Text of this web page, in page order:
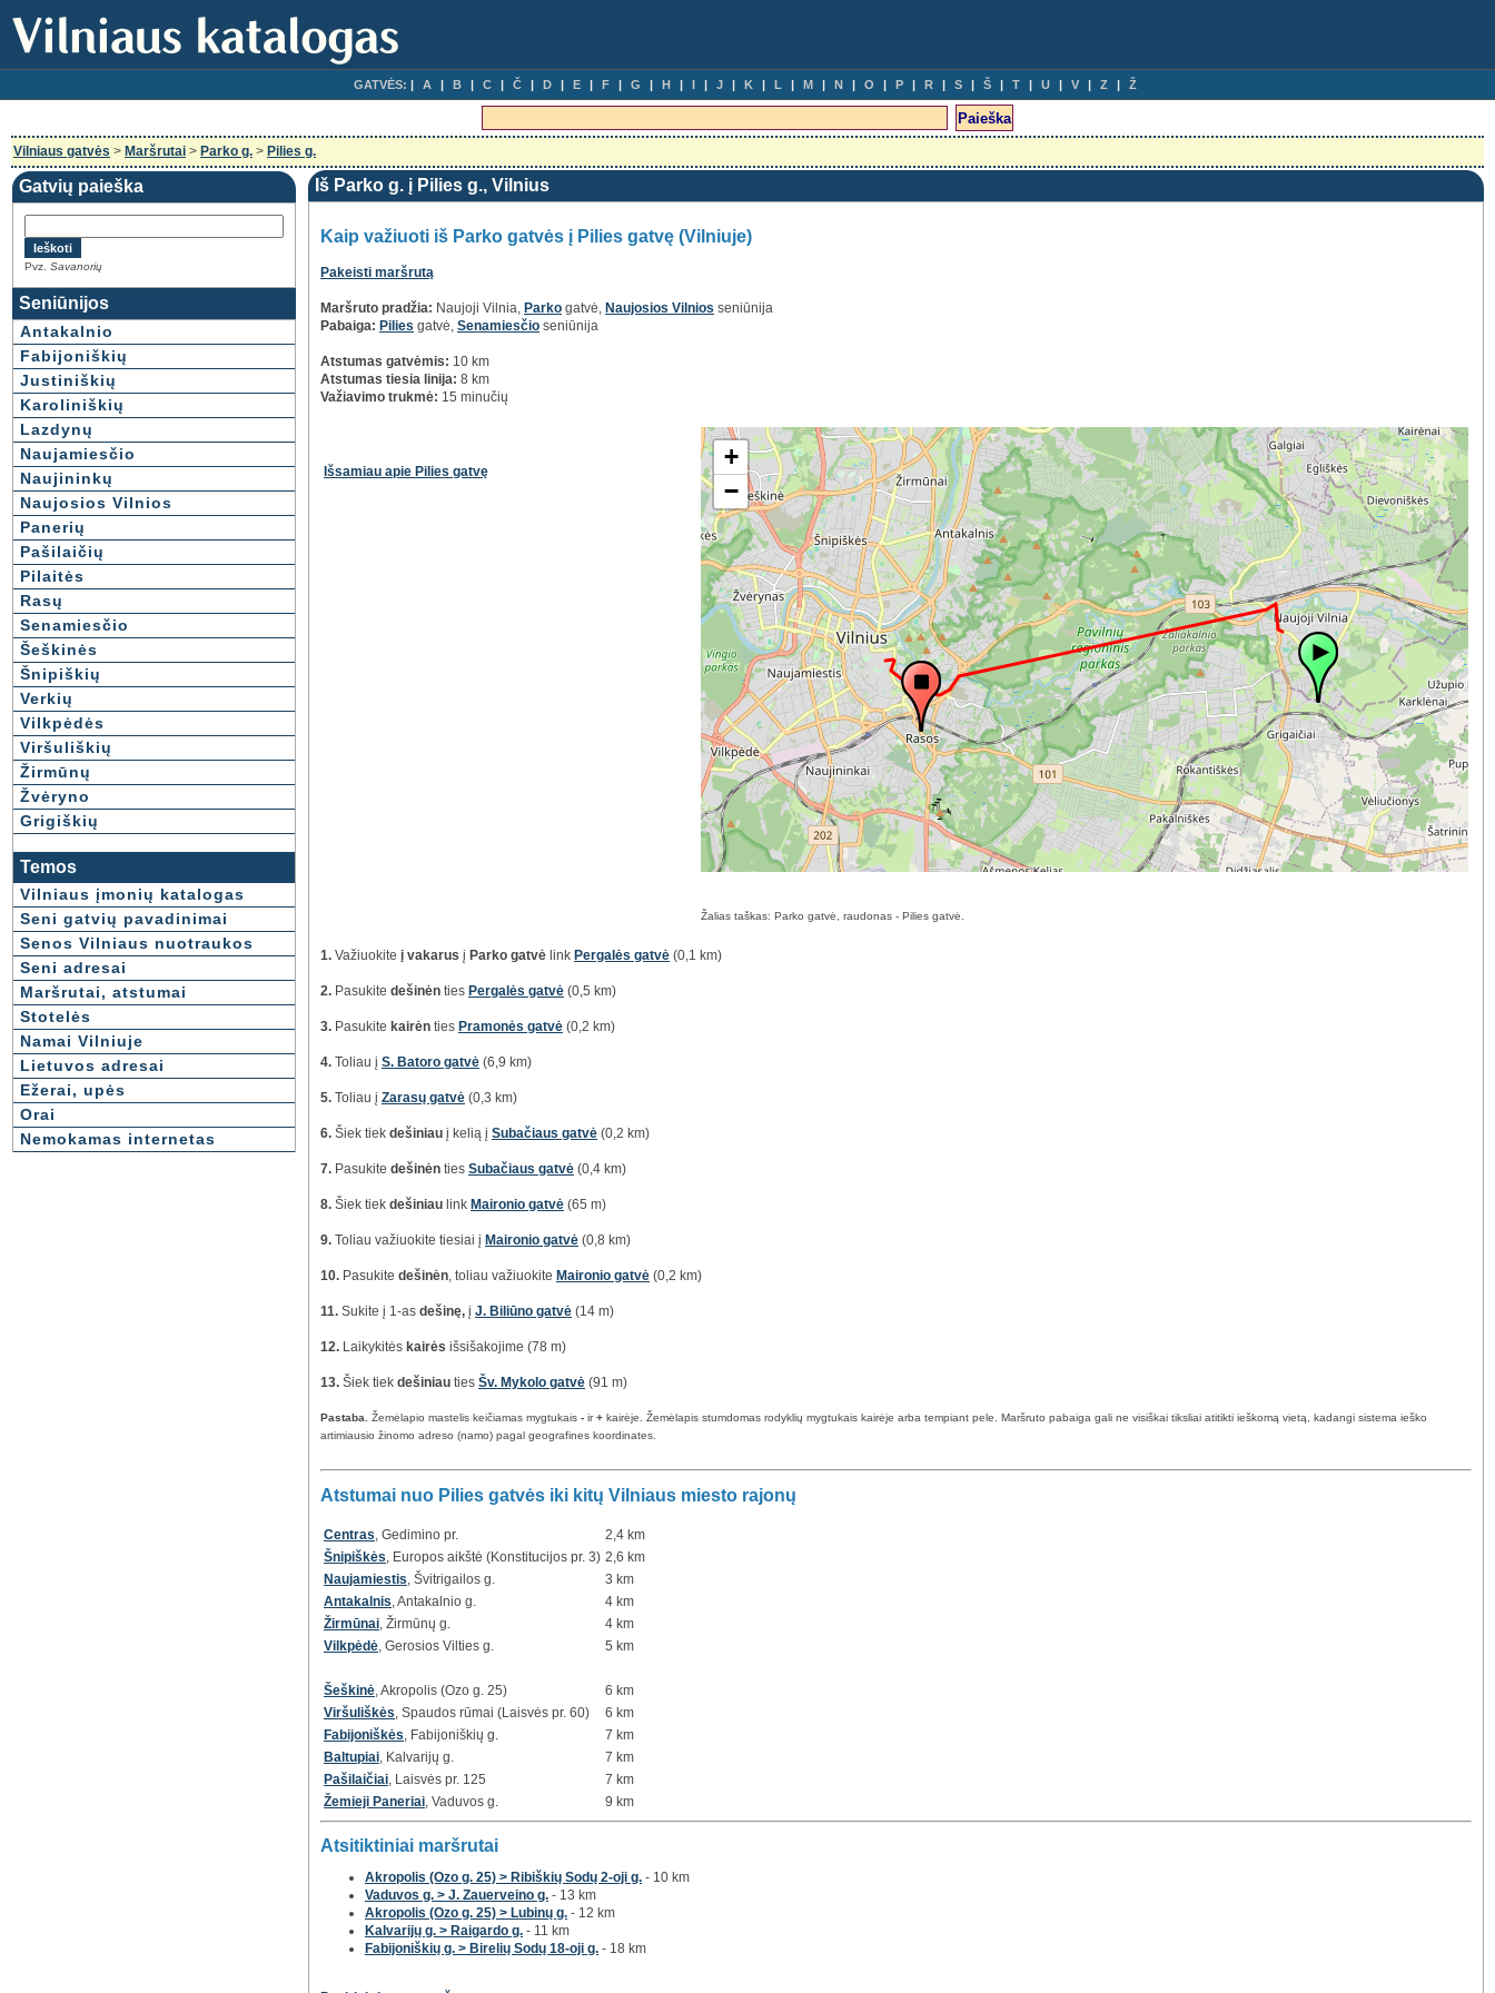
GATVĖS: A B C Č D E F G H I J K L M N O P R S Š T U V Z Ž
Vilniaus gatvės > Maršrutai > Parko g. > Pilies g.
Gatvių paieška
Pvz. Savanorių
Seniūnijos
Antakalnio
Fabijoniškių
Justiniškių
Karoliniškių
Lazdynų
Naujamiesčio
Naujininkų
Naujosios Vilnios
Panerių
Pašilaičių
Pilaitės
Rasų
Senamiesčio
Šeškinės
Šnipiškių
Verkių
Vilkpėdės
Viršuliškių
Žirmūnų
Žvėryno
Grigiškių
Temos
Vilniaus įmonių katalogas
Seni gatvių pavadinimai
Senos Vilniaus nuotraukos
Seni adresai
Maršrutai, atstumai
Stotelės
Namai Vilniuje
Lietuvos adresai
Ežerai, upės
Orai
Nemokamas internetas
Iš Parko g. į Pilies g., Vilnius
Kaip važiuoti iš Parko gatvės į Pilies gatvę (Vilniuje)
Pakeisti maršrutą
Maršruto pradžia: Naujoji Vilnia, Parko gatvė, Naujosios Vilnios seniūnija
Pabaiga: Pilies gatvė, Senamiesčio seniūnija
Atstumas gatvėmis: 10 km
Atstumas tiesia linija: 8 km
Važiavimo trukmė: 15 minučių
Išsamiau apie Pilies gatvę
+
−
Žalias taškas: Parko gatvė, raudonas - Pilies gatvė.
1. Važiuokite į vakarus į Parko gatvė link Pergalės gatvė (0,1 km)
2. Pasukite dešinėn ties Pergalės gatvė (0,5 km)
3. Pasukite kairėn ties Pramonės gatvė (0,2 km)
4. Toliau į S. Batoro gatvė (6,9 km)
5. Toliau į Zarasų gatvė (0,3 km)
6. Šiek tiek dešiniau į kelią į Subačiaus gatvė (0,2 km)
7. Pasukite dešinėn ties Subačiaus gatvė (0,4 km)
8. Šiek tiek dešiniau link Maironio gatvė (65 m)
9. Toliau važiuokite tiesiai į Maironio gatvė (0,8 km)
10. Pasukite dešinėn, toliau važiuokite Maironio gatvė (0,2 km)
11. Sukite į 1-as dešinę, į J. Biliūno gatvė (14 m)
12. Laikykitės kairės išsišakojime (78 m)
13. Šiek tiek dešiniau ties Šv. Mykolo gatvė (91 m)
Pastaba. Žemėlapio mastelis keičiamas mygtukais - ir+ kairėje. Žemėlapis stumdomas rodyklių mygtukais kairėje arba tempiant pele. Maršruto pabaiga gali ne visiškai tiksliai atitikti ieškomą vietą, kadangi sistema ieško
artimiausio žinomo adreso (namo) pagal geografines koordinates.
Atstumai nuo Pilies gatvės iki kitų Vilniaus miesto rajonų
Centras , Gedimino pr.
2,4 km
Šnipiškės , Europos aikštė (Konstitucijos pr. 3) 2,6 km
Naujamiestis , Švitrigailos g.
3 km
Antakalnis , Antakalnio g.
4 km
Žirmūnai , Žirmūnų g.
4 km
Vilkpėdė , Gerosios Vilties g. 5 km
Šeškinė , Akropolis (Ozo g. 25)
6 km
Viršuliškės , Spaudos rūmai (Laisvės pr. 60)
6 km
Fabijoniškės , Fabijoniškių g.
7 km
Baltupiai , Kalvarijų g.
7 km
Pašilaičiai , Laisvės pr. 125
7 km
Žemieji Paneriai , Vaduvos g. 9 km
Atsitiktiniai maršrutai
Akropolis (Ozo g. 25) > Ribiškių Sodų 2-oji g. - 10 km
Vaduvos g. > J. Zauerveino g. - 13 km
Akropolis (Ozo g. 25) > Lubinų g. - 12 km
Kalvarijų g. > Raigardo g. - 11 km
Fabijoniškių g. > Birelių Sodų 18-oji g. - 18 km